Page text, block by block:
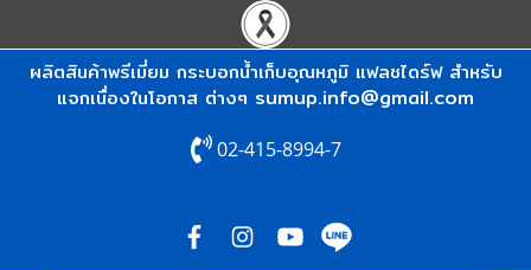
ผลิตสินค้าพรีเมี่ยม กระบอกน้ำเก็บอุณหภูมิ แฟลชไดร์ฟ สำหรับ
แจกเนื่องในโอกาส ต่างๆ sumup.info@gmail.com
02-415-8994-7